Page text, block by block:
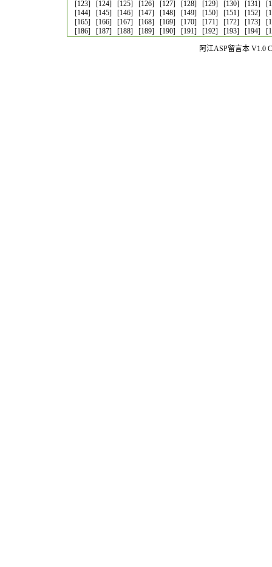
[123] [124] [125] [126] [127] [128] [129] [130] [131]
[144]
[145] [146] [147] [148] [149] [150] [151] [152]
[165]
[166] [167] [168] [169] [170] [171] [172] [173]
[186]
[187] [188] [189] [190] [191] [192] [193] [194]
阿江ASP留言本 V1.0